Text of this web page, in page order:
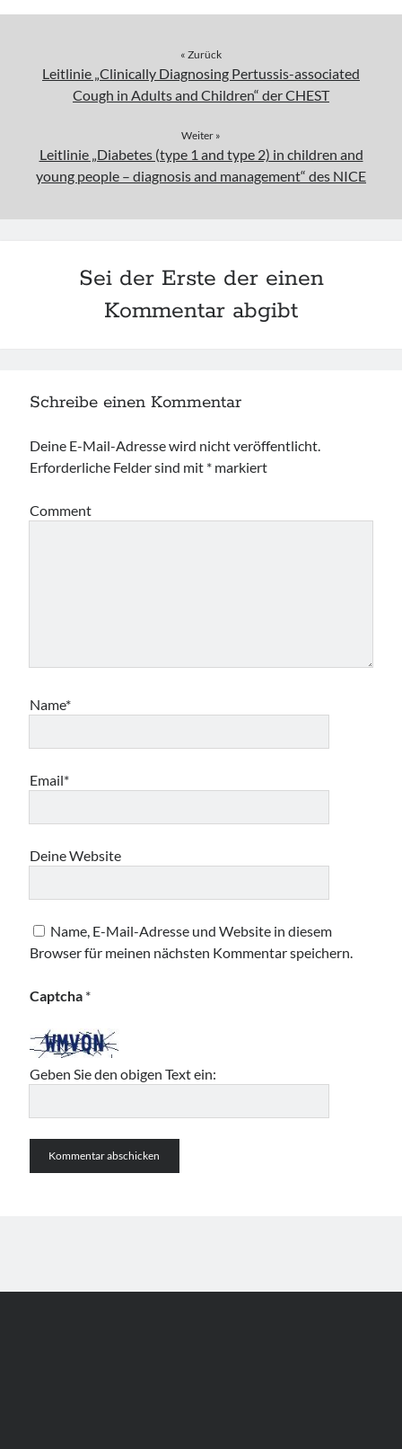
« Zurück
Leitlinie „Clinically Diagnosing Pertussis-associated
Cough in Adults and Children“ der CHEST
Weiter »
Leitlinie „Diabetes (type 1 and type 2) in children and
young people – diagnosis and management“ des NICE
Sei der Erste der einen
Kommentar abgibt
Schreibe einen Kommentar
Deine E-Mail-Adresse wird nicht veröffentlicht.
Erforderliche Felder sind mit * markiert
Comment
Name*
Email*
Deine Website
Name, E-Mail-Adresse und Website in diesem
Browser für meinen nächsten Kommentar speichern.
Captcha *
Geben Sie den obigen Text ein: